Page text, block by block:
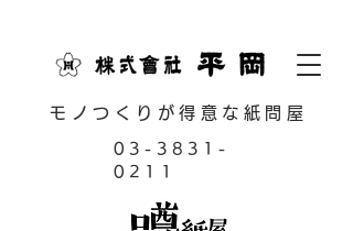
モノつくりが得意な紙問屋
03-3831-
0211